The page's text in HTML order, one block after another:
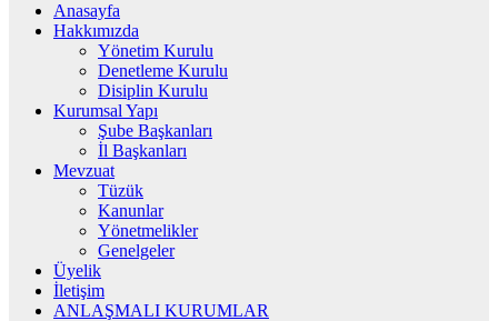
Anasayfa
Hakkımızda
Yönetim Kurulu
Denetleme Kurulu
Disiplin Kurulu
Kurumsal Yapı
Şube Başkanları
İl Başkanları
Mevzuat
Tüzük
Kanunlar
Yönetmelikler
Genelgeler
Üyelik
İletişim
ANLAŞMALI KURUMLAR